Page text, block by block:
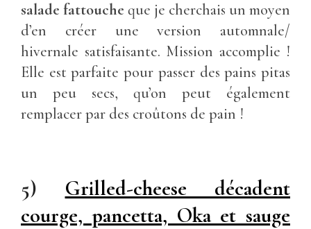
salade fattouche que je cherchais un moyen
d’en créer une version automnale/
hivernale satisfaisante. Mission accomplie !
Elle est parfaite pour passer des pains pitas
un peu secs, qu’on peut également
remplacer par des croûtons de pain !
5) Grilled-cheese décadent
courge, pancetta, Oka et sauge